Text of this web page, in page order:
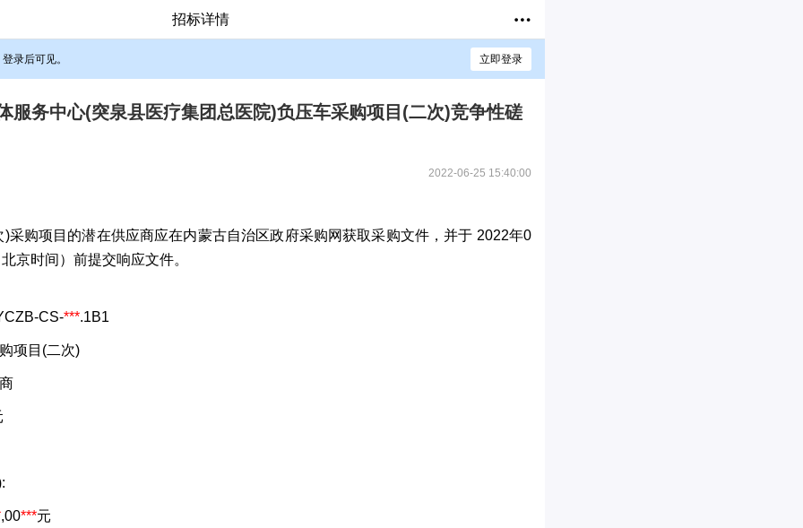
招标详情
录后可见。 立即登录
服务中心(突泉县医疗集团总医院)负压车采购项目(二次)竞争性磋
2022-06-25 15:40:00
采购项目的潜在供应商应在内蒙古自治区政府采购网获取采购文件，并于 2022年0
京时间）前提交响应文件。
CS-***.1B1
项目(二次)
,00***元